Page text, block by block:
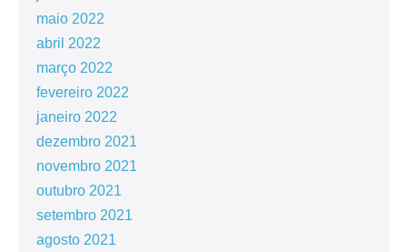
maio 2022
abril 2022
março 2022
fevereiro 2022
janeiro 2022
dezembro 2021
novembro 2021
outubro 2021
setembro 2021
agosto 2021